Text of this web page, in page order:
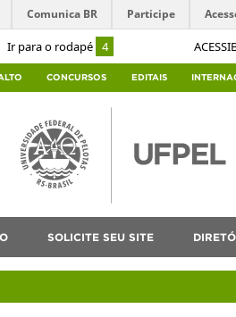
Ir para o rodapé 4
Comunica BR Participe
CONCURSOS EDITAIS
SOLICITE SEU SITE